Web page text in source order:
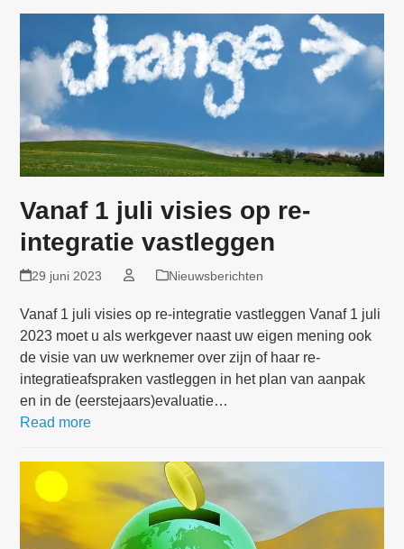
Vanaf 1 juli visies op re-
integratie vastleggen
29 juni 2023 Nieuwsberichten
Vanaf 1 juli visies op re-integratie vastleggen Vanaf 1 juli
2023 moet u als werkgever naast uw eigen mening ook
de visie van uw werknemer over zijn of haar re-
integratieafspraken vastleggen in het plan van aanpak
en in de (eerstejaars)evaluatie…
Read more